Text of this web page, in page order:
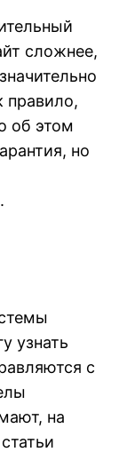
сложнее,
правило,
об этом
но
узнать
с
на